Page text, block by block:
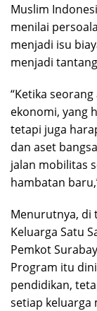
Muslim
menilai
menjadi isu
menjadi
“Ketika
ekonomi, yang
tetapi juga
dan aset
jalan mobilitas
hambatan
Menurutnya, di
Keluarga Satu
Pemkot
Program itu
pendidikan,
setiap keluarga